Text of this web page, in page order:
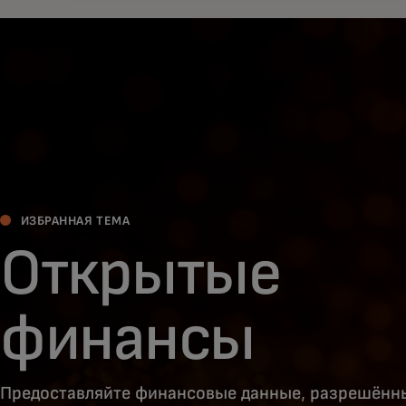
ИЗБРАННАЯ ТЕМА
Открытые
финансы
Предоставляйте финансовые данные,